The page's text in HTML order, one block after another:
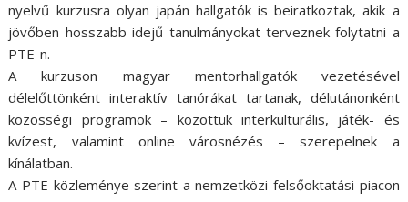
nyelvű kurzusra olyan japán hallgatók is beiratkoztak, akik a
jövőben hosszabb idejű tanulmányokat terveznek folytatni a
PTE-n.
A kurzuson magyar mentorhallgatók vezetésével
délelőttönként interaktív tanórákat tartanak, délutánonként
közösségi programok – közöttük interkulturális, játék- és
kvízest, valamint online városnézés – szerepelnek a
kínálatban.
A PTE közleménye szerint a nemzetközi felsőoktatási piacon